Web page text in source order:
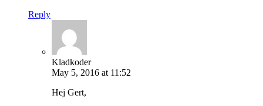
Reply
Kladkoder
May 5, 2016 at 11:52
Hej Gert,